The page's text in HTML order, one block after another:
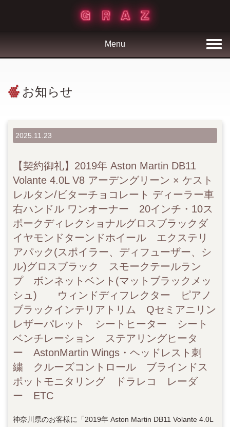
Menu
お知らせ
2025.11.23
【契約御礼】2019年 Aston Martin DB11
Volante 4.0L V8 アーデングリーン × ケスト
レルタン/ビターチョコレート ディーラー車
右ハンドル ワンオーナー 20インチ・10ス
ポークディレクショナルグロスブラックダ
イヤモンドターンドホイール エクステリ
アパック(スポイラー、ディフューザー、シ
ル)グロスブラック スモークテールラン
プ ボンネットベント(マットブラックメッ
シュ) ウィンドディフレクター ピアノ
ブラックインテリアトリム Qセミアニリン
レザーパレット シートヒーター シート
ベンチレーション ステアリングヒータ
ー AstonMartin Wings・ヘッドレスト刺
繍 クルーズコントロール ブラインドス
ポットモニタリング ドラレコ レーダ
ー ETC
神奈川県のお客様に「2019年 Aston Martin DB11 Volante 4.0L